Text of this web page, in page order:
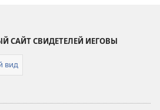
САЙТ СВИДЕТЕЛЕЙ ИЕГОВЫ
вид